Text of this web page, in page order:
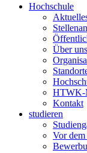
Hochschule
Über uns
HTWK-
Kontakt
studieren
Vor